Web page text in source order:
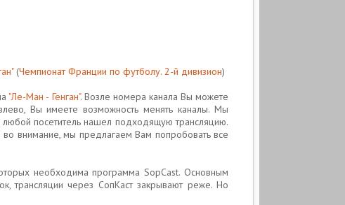
(Чемпионат Франции по футболу. 2-й дивизион)
"Ле-Ман - Генган". Возле номера канала Вы можете
Вы имеете возможность менять каналы. Мы
посетитель нашел подходящую трансляцию.
внимание, мы предлагаем Вам попробовать все
необходима программа SopCast. Основным
трансляции через СопКаст закрывают реже. Но